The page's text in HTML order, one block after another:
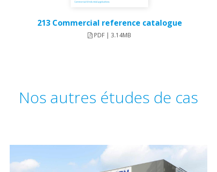
213 Commercial reference catalogue
PDF | 3.14MB
Nos autres études de cas